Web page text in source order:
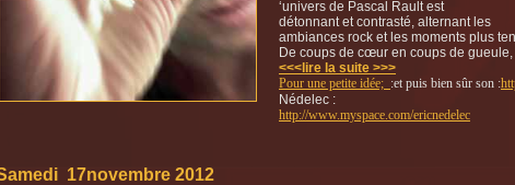
‘univers de Pascal Rault est
détonnant et contrasté, alternant les
ambiances rock et les moments plus
De coups de cœur en coups de
<<<lire la suite >>>
Pour une petite idée; :et puis bien sûr son :
Nédelec :
http://www.myspace.com/ericnedelec
17novembre 2012